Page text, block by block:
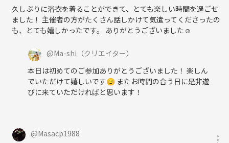
※アプリの不具合で動画が表示されない場合がございますのでその場合
はこちらからご覧ください！
https://youtu.be/7uP9AUh_XtI?si=efJaudS9l6gquOO5
久しぶりに浴衣を着ることができて、とても楽しい時間を過ごせ
ました！ 主催者の方がたくさん話しかけて気遣ってくださったの
も、とても嬉しかったです。 ありがとうございました☺️
@Ma-shi （クリエイター）
本日は初めてのご参加ありがとうございました！ 楽しん
でいただけて嬉しいです😊 またお時間の合う日に是非遊
びに来ていただければと思います！
@Masacp1988